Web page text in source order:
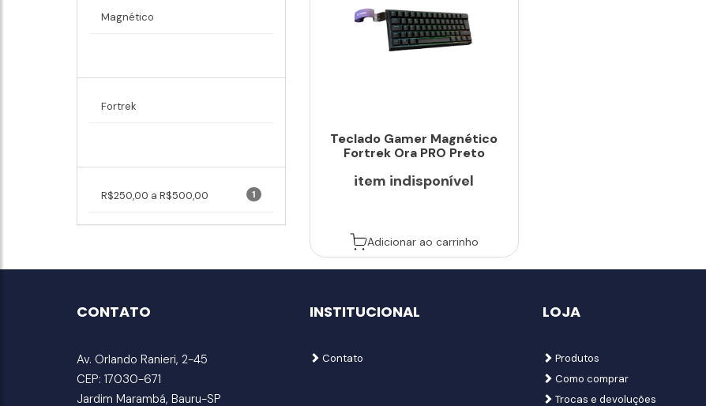
Magnético
Fortrek
R$250,00 a R$500,00 1
Teclado Gamer Magnético
Fortrek Ora PRO Preto
item indisponível
Adicionar ao carrinho
CONTATO
Av. Orlando Ranieri, 2-45
CEP: 17030-671
Jardim Marambá, Bauru-SP
INSTITUCIONAL
Contato
LOJA
Produtos
Como comprar
Trocas e devoluções